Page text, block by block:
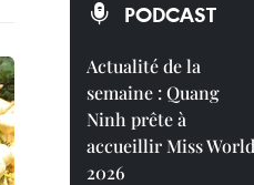
PODCAST
Actualité de la
semaine : Quang
Ninh prête à
accueillir Miss World
2026